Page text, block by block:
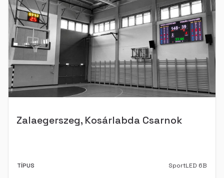
Zalaegerszeg, Kosárlabda Csarnok
TÍPUS SportLED 6B